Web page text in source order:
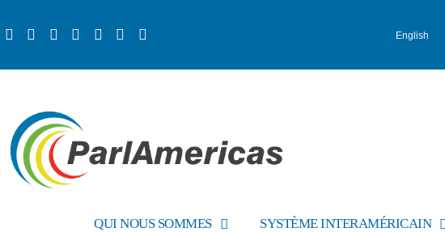
English
QUI NOUS SOMMES SYSTÈME INTERAMÉRICAIN